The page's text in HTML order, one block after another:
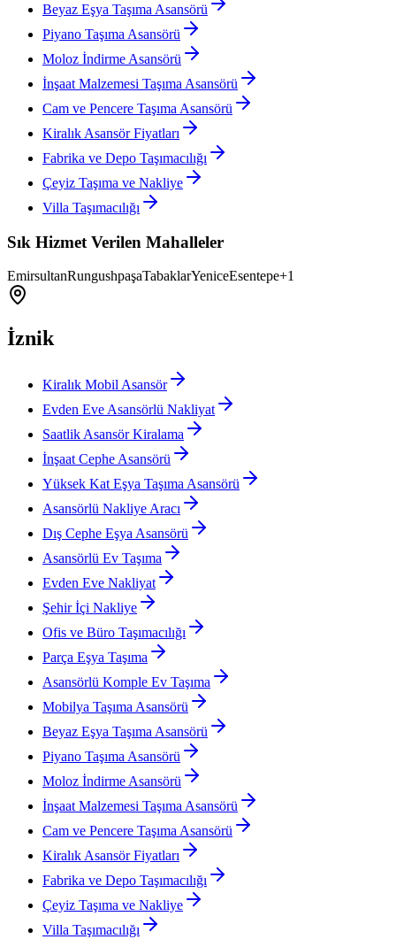
Beyaz Eşya Taşıma Asansörü
Piyano Taşıma Asansörü
Moloz İndirme Asansörü
İnşaat Malzemesi Taşıma Asansörü
Cam ve Pencere Taşıma Asansörü
Kiralık Asansör Fiyatları
Fabrika ve Depo Taşımacılığı
Çeyiz Taşıma ve Nakliye
Villa Taşımacılığı
Sık Hizmet Verilen Mahalleler
EmirsultanRungushpaşaTabaklarYeniceEsentepe+1
İznik
Kiralık Mobil Asansör
Evden Eve Asansörlü Nakliyat
Saatlik Asansör Kiralama
İnşaat Cephe Asansörü
Yüksek Kat Eşya Taşıma Asansörü
Asansörlü Nakliye Aracı
Dış Cephe Eşya Asansörü
Asansörlü Ev Taşıma
Evden Eve Nakliyat
Şehir İçi Nakliye
Ofis ve Büro Taşımacılığı
Parça Eşya Taşıma
Asansörlü Komple Ev Taşıma
Mobilya Taşıma Asansörü
Beyaz Eşya Taşıma Asansörü
Piyano Taşıma Asansörü
Moloz İndirme Asansörü
İnşaat Malzemesi Taşıma Asansörü
Cam ve Pencere Taşıma Asansörü
Kiralık Asansör Fiyatları
Fabrika ve Depo Taşımacılığı
Çeyiz Taşıma ve Nakliye
Villa Taşımacılığı